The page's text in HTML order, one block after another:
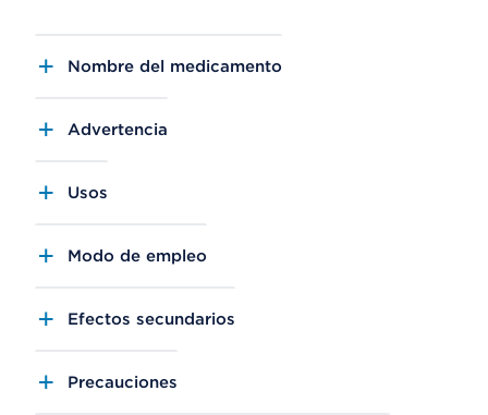
Nombre del medicamento
Advertencia
Usos
Modo de empleo
Efectos secundarios
Precauciones